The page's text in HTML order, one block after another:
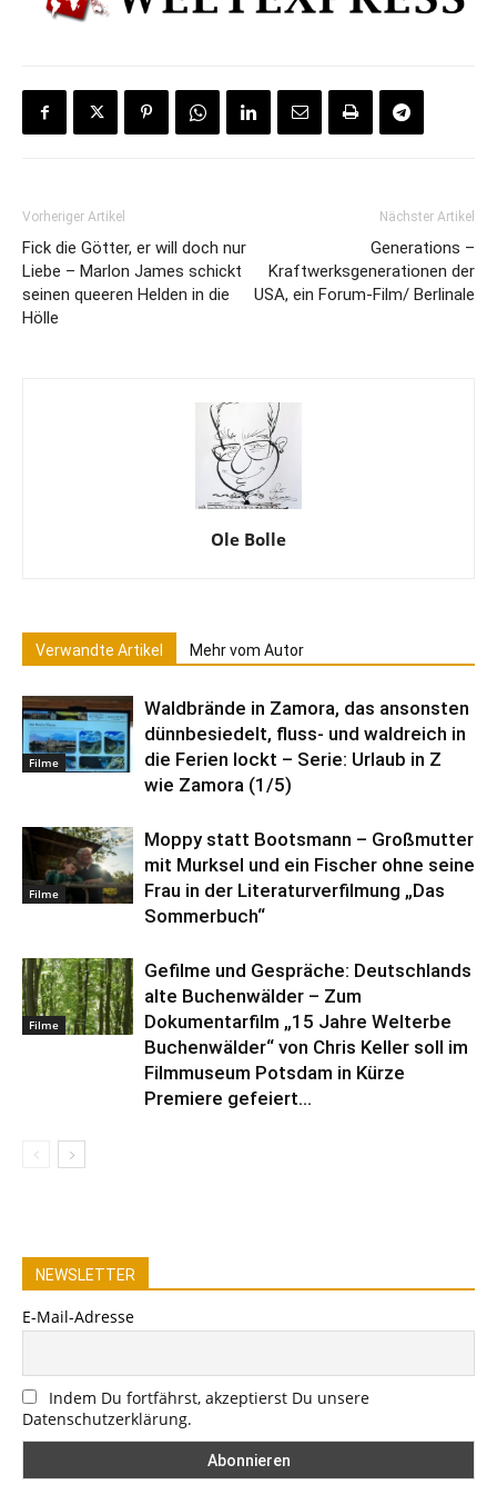
Vorheriger Artikel
Fick die Götter, er will doch nur
Liebe – Marlon James schickt
seinen queeren Helden in die
Hölle
Nächster Artikel
Generations –
Kraftwerksgenerationen der
USA, ein Forum-Film/ Berlinale
Ole Bolle
Verwandte Artikel Mehr vom Autor
Filme
Waldbrände in Zamora, das ansonsten
dünnbesiedelt, fluss- und waldreich in
die Ferien lockt – Serie: Urlaub in Z
wie Zamora (1/5)
Filme
Moppy statt Bootsmann – Großmutter
mit Murksel und ein Fischer ohne seine
Frau in der Literaturverfilmung „Das
Sommerbuch“
Filme
Gefilme und Gespräche: Deutschlands
alte Buchenwälder – Zum
Dokumentarfilm „15 Jahre Welterbe
Buchenwälder“ von Chris Keller soll im
Filmmuseum Potsdam in Kürze
Premiere gefeiert...
NEWSLETTER
E-Mail-Adresse
Indem Du fortfährst, akzeptierst Du unsere
Datenschutzerklärung.